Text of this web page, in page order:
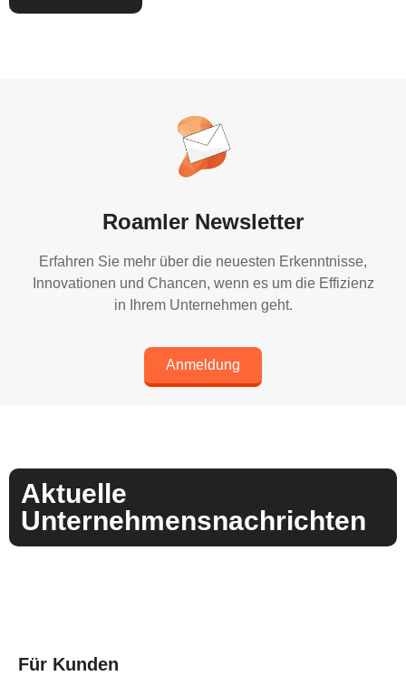
Roamler Newsletter
Erfahren Sie mehr über die neuesten Erkenntnisse,
Innovationen und Chancen, wenn es um die Effizienz
in Ihrem Unternehmen geht.
Anmeldung
Aktuelle
Unternehmensnachrichten
Für Kunden